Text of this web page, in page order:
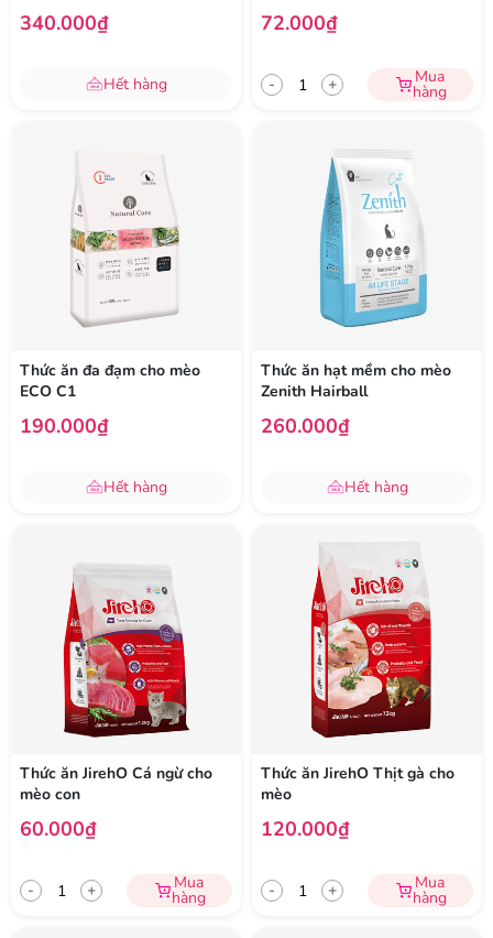
340.000₫
Hết hàng
72.000₫
- + Mua
hàng
Thức ăn đa đạm cho mèo
ECO C1
190.000₫
Hết hàng
Thức ăn hạt mềm cho mèo
Zenith Hairball
260.000₫
Hết hàng
Thức ăn JirehO Cá ngừ cho
mèo con
60.000₫
- + Mua
hàng
Thức ăn JirehO Thịt gà cho
mèo
120.000₫
- + Mua
hàng